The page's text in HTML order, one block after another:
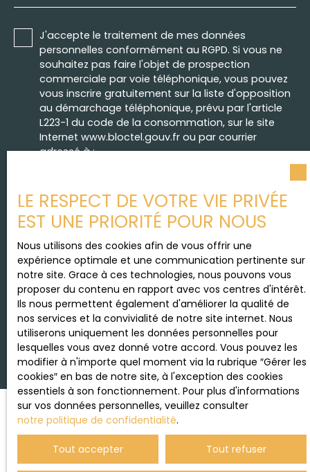
J'accepte le traitement de mes données
personnelles conformément au RGPD. Si vous ne
souhaitez pas faire l'objet de prospection
commerciale par voie téléphonique, vous pouvez
vous inscrire gratuitement sur la liste d'opposition
au démarchage téléphonique, prévu par l'article
L223-1 du code de la consommation, sur le site
Internet www.bloctel.gouv.fr ou par courrier
adressé à :
BLOIS CEDEX.
Pour en savoir plus sur le traitement de vos
données personnelles, veuillez consulter notre
politique de confidentialité.
Recevoir des annonces
JE RECHERCHE UN BIEN
LE RESPECT DE VOTRE VIE PRIVÉE
EST UNE PRIORITÉ POUR NOUS
Nous utilisons des cookies afin de vous offrir une
expérience optimale et une communication pertinente sur
notre site. Grace à ces technologies, nous pouvons vous
proposer du contenu en rapport avec vos centres d'intérêt.
Ils nous permettent également d'améliorer la qualité de
nos services et la convivialité de notre site internet. Nous
utiliserons uniquement les données personnelles pour
lesquelles vous avez donné votre accord. Vous pouvez les
modifier à n'importe quel moment via la rubrique ″Gérer les
cookies″ en bas de notre site, à l'exception des cookies
essentiels à son fonctionnement. Pour plus d'informations
sur vos données personnelles, veuillez consulter
notre politique de confidentialité.
Tout accepter Tout refuser